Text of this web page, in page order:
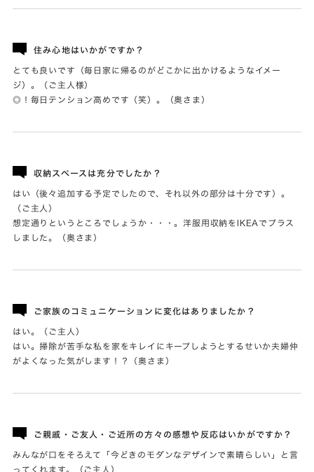
住み心地はいかがですか？
とても良いです（毎日家に帰るのがどこかに出かけるようなイメー
ジ）。（ご主人様）
◎！毎日テンション高めです（笑）。（奥さま）
収納スペースは充分でしたか？
はい（後々追加する予定でしたので、それ以外の部分は十分です）。
（ご主人）
想定通りというところでしょうか・・・。洋服用収納をIKEAでプラス
しました。（奥さま）
ご家族のコミュニケーションに変化はありましたか？
はい。（ご主人）
はい。掃除が苦手な私を家をキレイにキープしようとするせいか夫婦仲
がよくなった気がします！？（奥さま）
ご親戚・ご友人・ご近所の方々の感想や反応はいかがですか？
みんなが口をそろえて「今どきのモダンなデザインで素晴らしい」と言
ってくれます。（ご主人）